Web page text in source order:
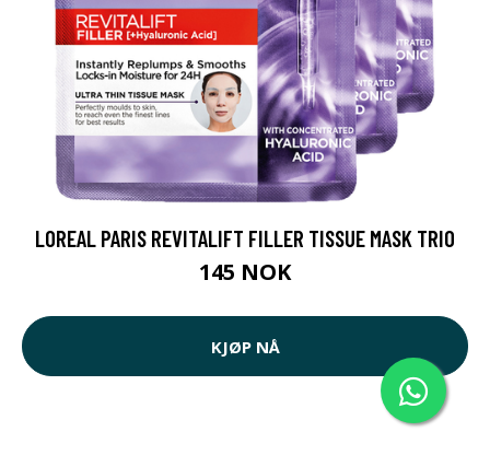
LOREAL PARIS REVITALIFT FILLER TISSUE MASK TRIO
145 NOK
KJØP NÅ